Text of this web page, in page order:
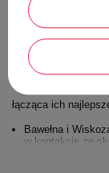
Dlaczego ten
strukturę melanżu
szarości i bieli), co
✔️Bogaty Skład
łącząca ich
Bawełna i
w kontakcie ze